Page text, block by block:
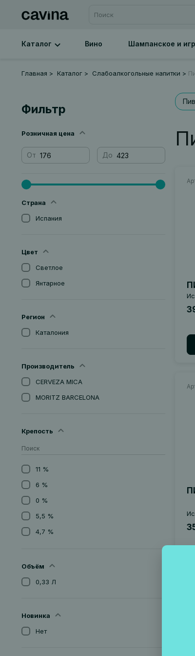
Каталог Вино Шампанское и
Главная Каталог Слабоалкогольные напитки
Фильтр
Розничная цена
От До
Страна
Испания
Цвет
Светлое
Янтарное
Регион
Каталония
Производитель
CERVEZA MICA
MORITZ BARCELONA
Крепость
11 %
6 %
0 %
5,5 %
4,7 %
6,5 %
5,7 %
Объём
0,33 Л
Новинка
Нет